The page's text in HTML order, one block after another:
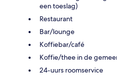
een toeslag)
Restaurant
Bar/lounge
Koffiebar/café
Koffie/thee in de
24-uurs roomservice